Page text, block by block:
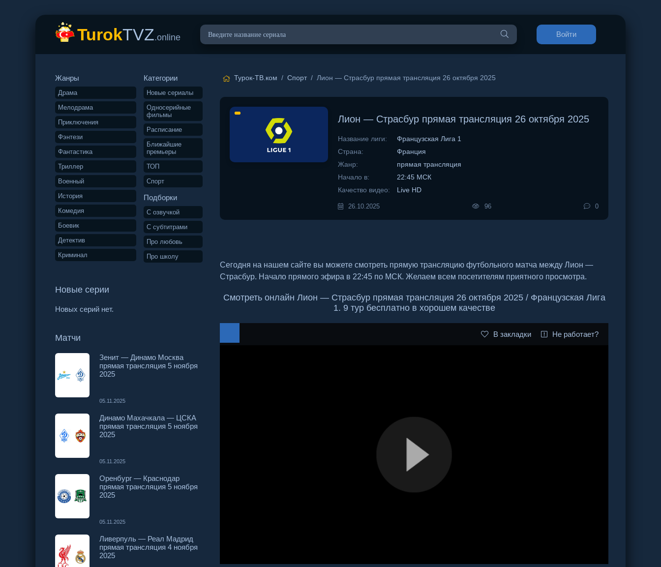
TurokTVZ.online Войти
Жанры
Драма
Мелодрама
Приключения
Фэнтези
Фантастика
Триллер
Военный
История
Комедия
Боевик
Детектив
Криминал
Категории
Новые сериалы
Односерийные
фильмы
Расписание
Ближайшие
премьеры
ТОП
Спорт
Подборки
С озвучкой
С субтитрами
Про любовь
Про школу
Новые серии
Новых серий нет.
Матчи
Зенит — Динамо Москва
прямая трансляция 5 ноября
2025
05.11.2025
Динамо Махачкала — ЦСКА
прямая трансляция 5 ноября
2025
05.11.2025
Оренбург — Краснодар
прямая трансляция 5 ноября
2025
05.11.2025
Ливерпуль — Реал Мадрид
прямая трансляция 4 ноября
2025
Турок-ТВ.ком / Спорт/ Лион — Страсбур прямая трансляция 26 октября 2025
Лион — Страсбур прямая трансляция 26 октября 2025
Название лиги:
Французская Лига 1
Страна:
Франция
Жанр:
прямая трансляция
Начало в:
22:45 МСК
Качество видео:
Live HD
26.10.2025 96 0
Сегодня на нашем сайте вы можете смотреть прямую трансляцию футбольного матча между Лион —
Страсбур. Начало прямого эфира в 22:45 по МСК. Желаем всем посетителям приятного просмотра.
Смотреть онлайн Лион — Страсбур прямая трансляция 26 октября 2025 / Французская Лига
1. 9 тур бесплатно в хорошем качестве
В закладки Не работает?